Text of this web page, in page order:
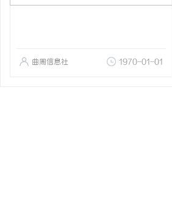
曲周信息社 1970-01-01